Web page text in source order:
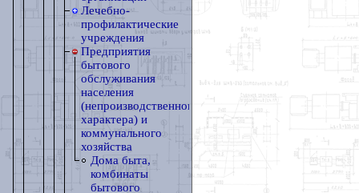
Лечебно-
профилактические
учреждения
Предприятия
бытового
обслуживания
населения
(непроизводственного
характера) и
коммунального
хозяйства
Дома быта,
комбинаты
бытового